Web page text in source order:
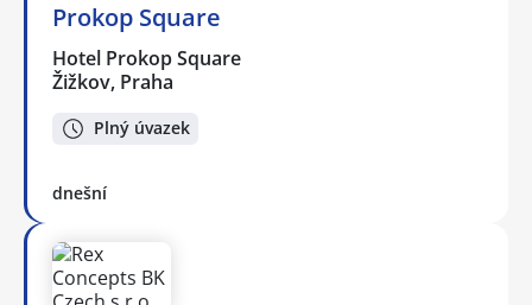
Prokop Square
Hotel Prokop Square
Žižkov, Praha
Plný úvazek
dnešní